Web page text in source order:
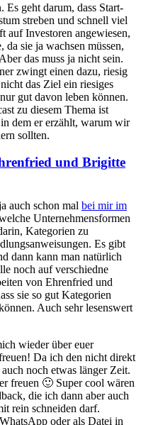
geht darum, dass Start-
streben und schnell viel
auf Investoren angewiesen,
sie ja wachsen müssen,
das muss ja nicht sein.
zwingt einen dazu, riesig
das Ziel ein riesiges
gut davon leben können.
zu diesem Thema ist
dem er erzählt, warum wir
sollten.
und Brigitte
auch schon mal bei mir im
Unternehmensformen
Kategorien zu
Es gibt
dann kann man natürlich
noch auf verschiedne
von Ehrenfried und
sie so gut Kategorien
Auch sehr lesenswert
wieder über euer
Da ich den nicht direkt
noch etwas länger Zeit.
freuen 🙂 Super cool wären
die ich dann aber auch
rein schneiden darf.
oder als Datei in